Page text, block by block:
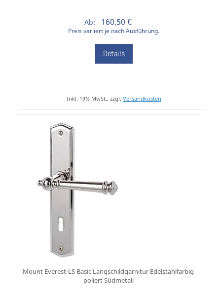
Ab: 160,50 €
Preis variiert je nach Ausführung.
Details
Inkl. 19% MwSt., zzgl. Versandkosten
Mount Everest-LS Basic Langschildgarnitur Edelstahlfarbig
poliert Südmetall